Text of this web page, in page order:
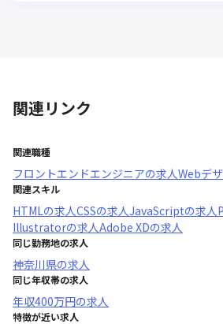
関連リンク
関連職種
フロントエンドエンジニアの求人Webデ
関連スキル
HTMLの求人CSSの求人JavaScriptの求人
Illustratorの求人Adobe XDの求人
同じ勤務地の求人
神奈川県の求人
同じ年収帯の求人
年収400万円の求人
特徴が近い求人